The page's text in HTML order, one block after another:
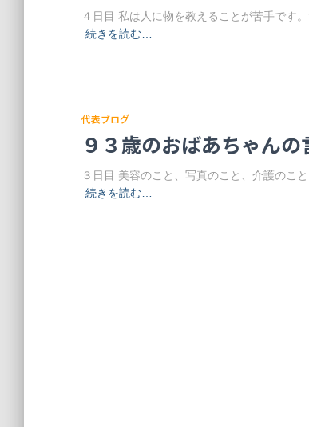
４日目 私は人に物を教えることが苦手です
続きを読む…
代表ブログ
９３歳のおばあちゃんの
３日目 美容のこと、写真のこと、介護のこ
続きを読む…